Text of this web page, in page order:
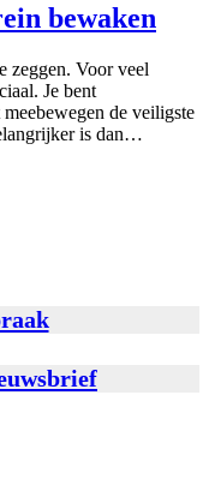
bewaken
zeggen. Voor veel
Je bent
de veiligste
is dan…